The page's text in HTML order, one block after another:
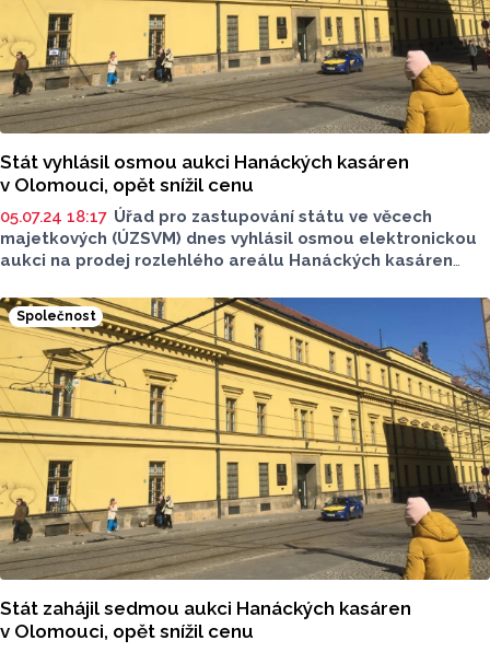
Stát vyhlásil osmou aukci Hanáckých kasáren
v Olomouci, opět snížil cenu
05.07.24 18:17 Úřad pro zastupování státu ve věcech
majetkových (ÚZSVM) dnes vyhlásil osmou elektronickou
aukci na prodej rozlehlého areálu Hanáckých kasáren
je naplánováno na 30. a 31. července, minimální cena
klesla na 111 milionů korun ze 149 milionů korun. Dnes
to sdělila mluvčí ÚZSVM Michaela Tesařová.
V předchozích sedmi elektronických aukcích se státu
nepodařilo pro kasárny najít kupce, stát proto jejich cenu
postupně snižuje.
Společnost
Stát zahájil sedmou aukci Hanáckých kasáren
v Olomouci, opět snížil cenu